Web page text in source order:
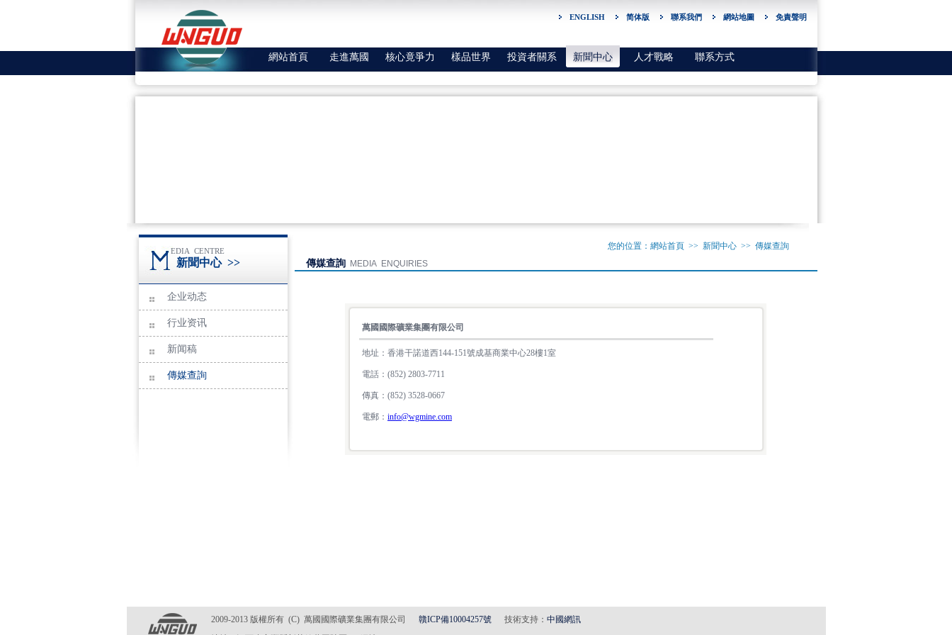
ENGLISH 简体版 聯系我們 網站地圖 免責聲明
網站首頁 走進萬國 核心竟爭力 樣品世界 投資者關系 新聞中心 人才戰略 聯系方式
EDIA CENTRE
新聞中心>>
企业动态
行业资讯
新闻稿
傳媒查詢
您的位置： 網站首頁>> 新聞中心 >> 傳媒查詢
傳媒查詢 MEDIA ENQUIRIES
萬國國際礦業集團有限公司
地址：香港干諾道西144-151號成基商業中心28樓1室
電話：(852) 2803-7711
傳真：(852) 3528-0667
電郵： info@wgmine.com
2009-2013 版權所有 (C) 萬國國際礦業集團有限公司 贛ICP備10004257號技術支持： 中國網訊